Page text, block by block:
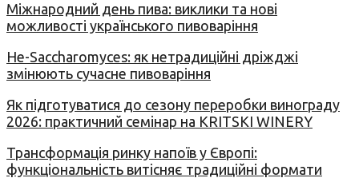
Міжнародний день пива: виклики та нові
можливості українського пивоваріння
Не-Saccharomyces: як нетрадиційні дріжджі
змінюють сучасне пивоваріння
Як підготуватися до сезону переробки винограду
2026: практичний семінар на KRITSKI WINERY
Трансформація ринку напоїв у Європі:
функціональність витісняє традиційні формати